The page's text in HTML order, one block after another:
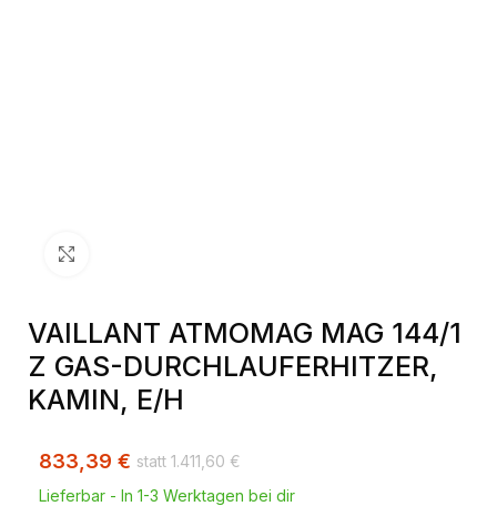
VAILLANT ATMOMAG MAG 144/1
Z GAS-DURCHLAUFERHITZER,
KAMIN, E/H
1.411,60 €
833,39 €
Lieferbar - In 1-3 Werktagen bei dir